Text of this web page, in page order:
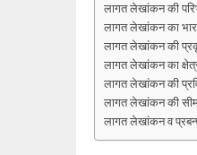
लागत लेखांकन की
लागत लेखांकन का
लागत लेखांकन की
लागत लेखांकन का
लागत लेखांकन की
लागत लेखांकन की
लागत लेखांकन व